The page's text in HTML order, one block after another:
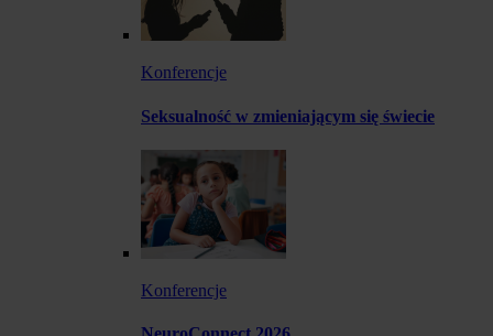
Konferencje
Seksualność w zmieniającym się świecie
Konferencje